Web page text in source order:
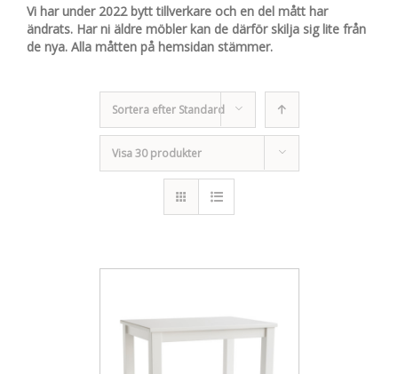
Vi har under 2022 bytt tillverkare och en del mått har
ändrats. Har ni äldre möbler kan de därför skilja sig lite från
de nya. Alla måtten på hemsidan stämmer.
Sortera efter Standard
Visa30 produkter